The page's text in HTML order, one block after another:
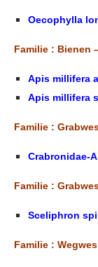
Oecophylla
Familie : Bienen
Apis millifera
Apis millifera
Familie :
Crabronidae-
Familie :
Sceliphron
Familie :